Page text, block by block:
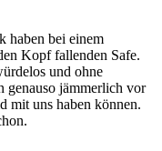
haben bei einem
Kopf fallenden Safe.
und ohne
genauso jämmerlich vor
mit uns haben können.